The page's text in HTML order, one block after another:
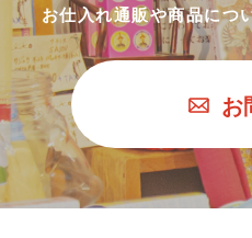
お仕入れ通販や商品につ
お